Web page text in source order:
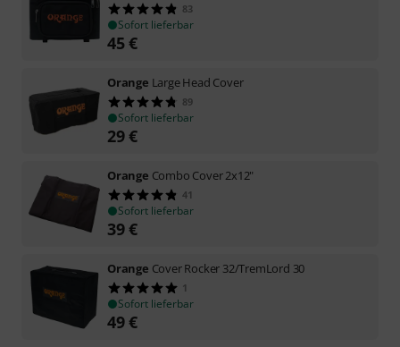
83
Sofort lieferbar
45€
Orange Large Head Cover
89
Sofort lieferbar
29€
Orange Combo Cover 2x12"
41
Sofort lieferbar
39€
Orange Cover Rocker 32/TremLord 30
1
Sofort lieferbar
49€